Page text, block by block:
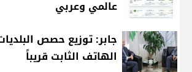
عالمي وعربي
جابر: توزيع حصص
الهاتف الثابت قريباً